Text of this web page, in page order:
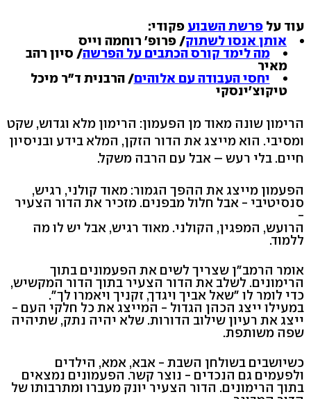
עוד על פרשת השבוע פקודי:
אותן אנסו לשתוק/ פרופ' רוחמה וייס
מה לימד קורס הכתבים על הפרשה/ סיון רהב
מאיר
יחסי העבודה עם אלוהים/ הרבנית ד"ר מיכל
טיקוצ'ינסקי
הרימון שונה מאוד מן הפעמון: הרימון מלא וגדוש, שקט
ומסיבי. הוא מייצג את הדור הזקן, המלא בידע ובניסיון
חיים. בלי רעש – אבל עם הרבה משקל.
הפעמון מייצג את ההפך הגמור: מאוד קולני, רגיש,
סנסיטיבי - אבל חלול מבפנים. מזכיר את הדור הצעיר
-
הרועש, המפגין, הקולני. מאוד רגיש, אבל יש לו מה
ללמוד.
אומר הרמב"ן שצריך לשים את הפעמונים בתוך
הרימונים. לשלב את הדור הצעיר בתוך הדור המקשיש,
כדי לומר לו "שאל אביך ויגדך, זקניך ויאמרו לך".
במעילו ייצג הכהן הגדול - המייצג את כל חלקי העם -
ייצג את רעיון שילוב הדורות. שלא יהיה נתק, שתיהיה
שפה משותפת.
כשיושבים בשולחן השבת - אבא, אמא, הילדים
ולפעמים גם הנכדים - נוצר קשר. הפעמונים נמצאים
בתוך הרימונים. הדור הצעיר יונק מעברו ומתרבותו של